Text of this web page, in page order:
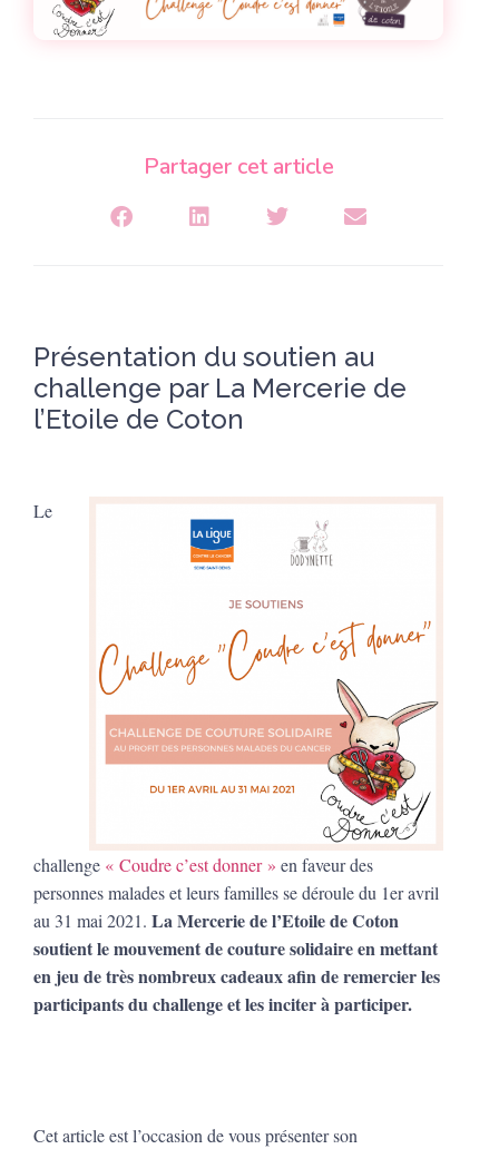
Partager cet article
Présentation du soutien au
challenge par La Mercerie de
l’Etoile de Coton
Le
challenge « Coudre c’est donner » en faveur des
personnes malades et leurs familles se déroule du 1er avril
au 31 mai 2021. La Mercerie de l’Etoile de Coton
soutient le mouvement de couture solidaire en mettant
en jeu de très nombreux cadeaux afin de remercier les
participants du challenge et les inciter à participer.
Cet article est l’occasion de vous présenter son